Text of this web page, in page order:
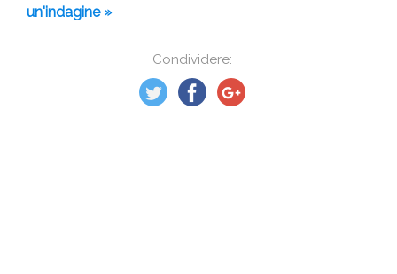
Condividere:
un'indagine »